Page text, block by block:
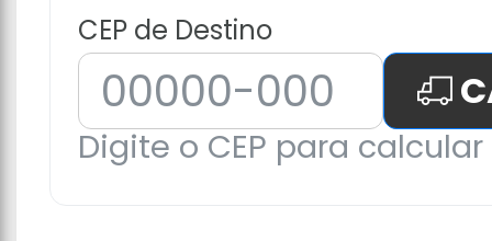
CEP de Destino
Digite o CEP para